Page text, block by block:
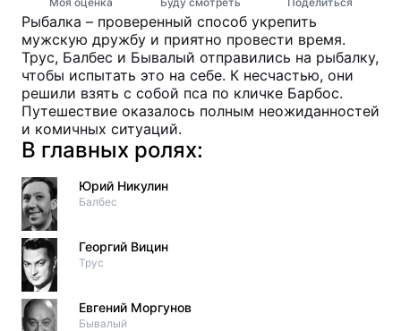
Рыбалка – проверенный способ укрепить
мужскую дружбу и приятно провести время.
Трус, Балбес и Бывалый отправились на рыбалку,
чтобы испытать это на себе. К несчастью, они
решили взять с собой пса по кличке Барбос.
Путешествие оказалось полным неожиданностей
и комичных ситуаций.
В главных ролях:
Юрий Никулин
Балбес
Георгий Вицин
Трус
Евгений Моргунов
Бывалый